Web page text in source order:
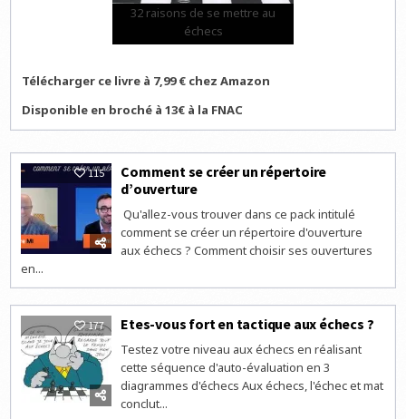
32 raisons de se mettre au
échecs
Télécharger ce livre à 7,99 € chez Amazon
Disponible en broché à 13€ à la FNAC
115
Comment se créer un répertoire
d’ouverture
Qu'allez-vous trouver dans ce pack intitulé
comment se créer un répertoire d'ouverture
aux échecs ? Comment choisir ses ouvertures
en...
177 Etes-vous fort en tactique aux échecs ?
Testez votre niveau aux échecs en réalisant
cette séquence d'auto-évaluation en 3
diagrammes d'échecs Aux échecs, l'échec et mat
conclut...